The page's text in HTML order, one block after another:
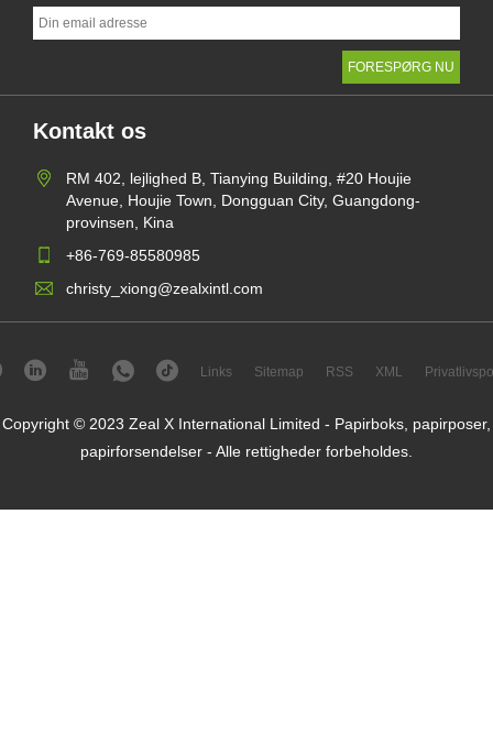
Kontakt os
RM 402, lejlighed B, Tianying Building, #20 Houjie
Avenue, Houjie Town, Dongguan City, Guangdong-
provinsen, Kina
+86-769-85580985
christy_xiong@zealxintl.com
Links Sitemap RSS XML
Copyright © 2023 Zeal X International Limited - Papirboks, papirposer,
papirforsendelser - Alle rettigheder forbeholdes.